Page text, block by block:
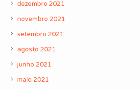
dezembro 2021
novembro 2021
setembro 2021
agosto 2021
junho 2021
maio 2021